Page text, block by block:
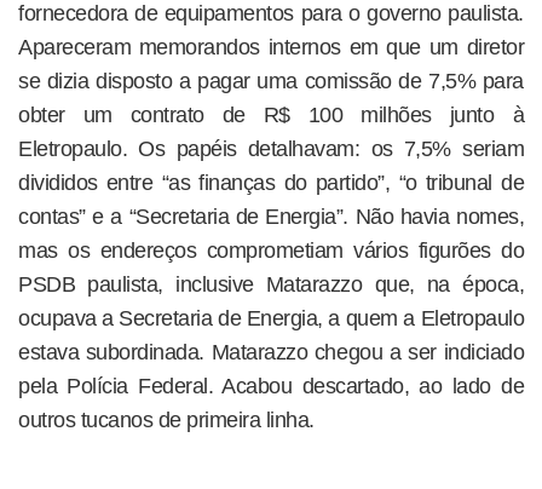
fornecedora de equipamentos para o governo paulista.
Apareceram memorandos internos em que um diretor
se dizia disposto a pagar uma comissão de 7,5% para
obter um contrato de R$ 100 milhões junto à
Eletropaulo. Os papéis detalhavam: os 7,5% seriam
divididos entre “as finanças do partido”, “o tribunal de
contas” e a “Secretaria de Energia”. Não havia nomes,
mas os endereços comprometiam vários figurões do
PSDB paulista, inclusive Matarazzo que, na época,
ocupava a Secretaria de Energia, a quem a Eletropaulo
estava subordinada. Matarazzo chegou a ser indiciado
pela Polícia Federal. Acabou descartado, ao lado de
outros tucanos de primeira linha.